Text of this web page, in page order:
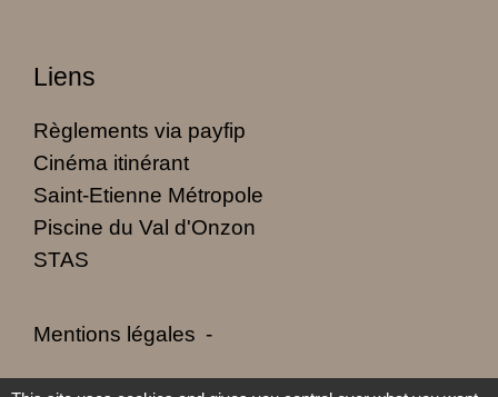
Liens
Règlements via payfip
Cinéma itinérant
Saint-Etienne Métropole
Piscine du Val d'Onzon
STAS
Mentions légales -
Politique de confidentialité - Accessibilité -